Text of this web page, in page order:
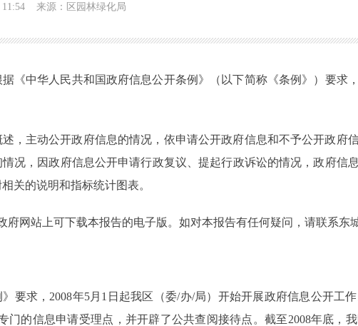
来源：区园林绿化局
《中华人民共和国政府信息公开条例》（以下简称《条例》）要求
，主动公开政府信息的情况，依申请公开政府信息和不予公开政府
情况，因政府信息公开申请行政复议、提起行政诉讼的情况，政府信
关的说明和指标统计图表。
府网站上可下载本报告的电子版。如对本报告有任何疑问，请联系东
要求，2008年5月1日起我区（委/办/局）开始开展政府信息公开工
门的信息申请受理点，并开辟了公共查阅接待点。截至2008年底，